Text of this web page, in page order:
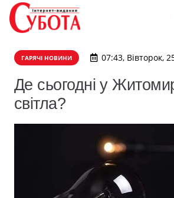
ГАРЯЧІ НОВИНИ 07:43, Вівторок,
Де сьогодні у
світла?